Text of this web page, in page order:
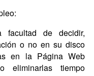
facultad de decidir,
o no en su disco
en la Página Web
eliminarlas tiempo